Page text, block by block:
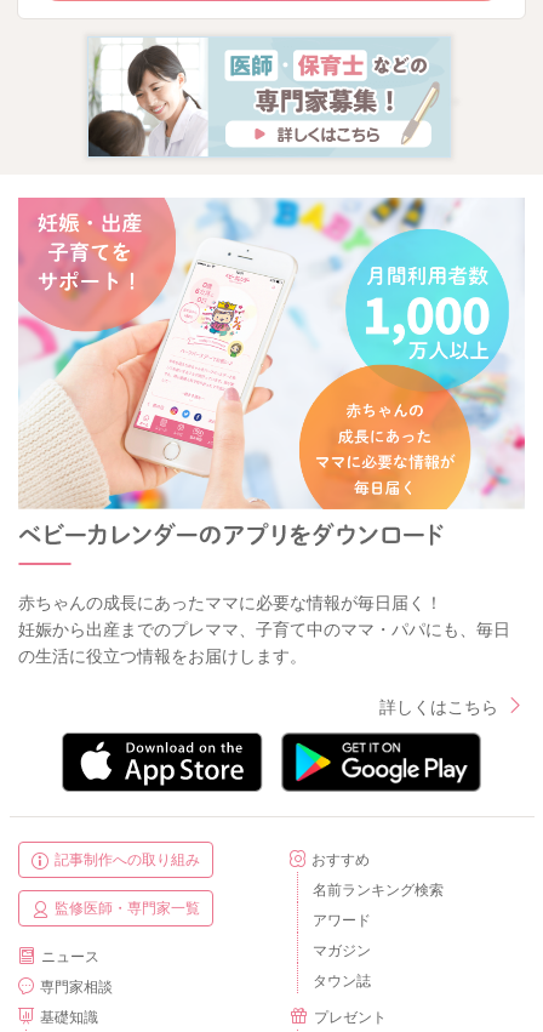
赤ちゃんの成長にあったママに必要な情報が毎日届く！
妊娠から出産までのプレママ、子育て中のママ・パパにも、毎日
の生活に役立つ情報をお届けします。
詳しくはこちら
記事制作への取り組み
監修医師・専門家一覧
ニュース
専門家相談
基礎知識
おすすめ
名前ランキング検索
アワード
マガジン
タウン誌
プレゼント